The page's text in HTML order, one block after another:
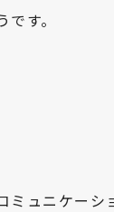
す。
ュニケーシ